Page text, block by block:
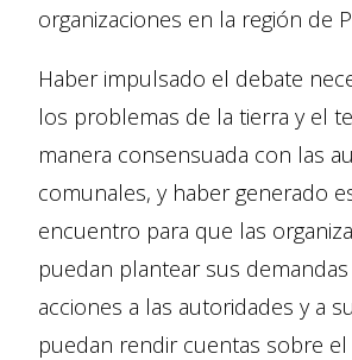
organizaciones en la región de
Haber impulsado el debate
los problemas de la tierra y el
manera consensuada con las
comunales, y haber generado
encuentro para que las
puedan plantear sus
acciones a las autoridades y a
puedan rendir cuentas sobre el